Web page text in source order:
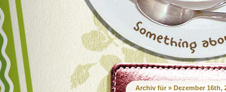
Archiv für » Dezember 16th,